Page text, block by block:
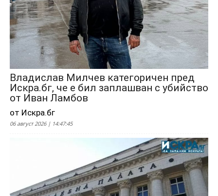
Владислав Милчев категоричен пред
Искра.бг, че е бил заплашван с убийство
от Иван Ламбов
от Искра.бг
06 август 2026 | 14:47:45